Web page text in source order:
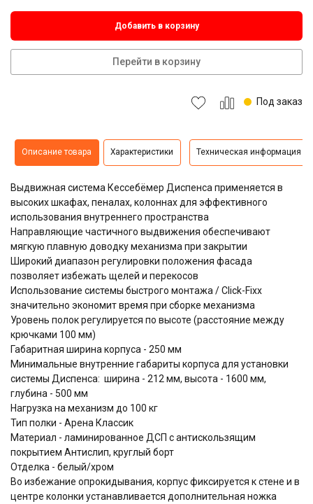
Добавить в корзину
Перейти в корзину
Под заказ
Описание товара Характеристики Техническая информация
Выдвижная система Кессебёмер Диспенса применяется в
высоких шкафах, пеналах, колоннах для эффективного
использования внутреннего пространства
Направляющие частичного выдвижения обеспечивают
мягкую плавную доводку механизма при закрытии
Широкий диапазон регулировки положения фасада
позволяет избежать щелей и перекосов
Использование системы быстрого монтажа / Click-Fixx
значительно экономит время при сборке механизма
Уровень полок регулируется по высоте (расстояние между
крючками 100 мм)
Габаритная ширина корпуса - 250 мм
Минимальные внутренние габариты корпуса для установки
системы Диспенса: ширина - 212 мм, высота - 1600 мм,
глубина - 500 мм
Нагрузка на механизм до 100 кг
Тип полки - Арена Классик
Материал - ламинированное ДСП с антискользящим
покрытием Aнтислип, круглый борт
Отделка - белый/хром
Во избежание опрокидывания, корпус фиксируется к стене и в
центре колонки устанавливается дополнительная ножка